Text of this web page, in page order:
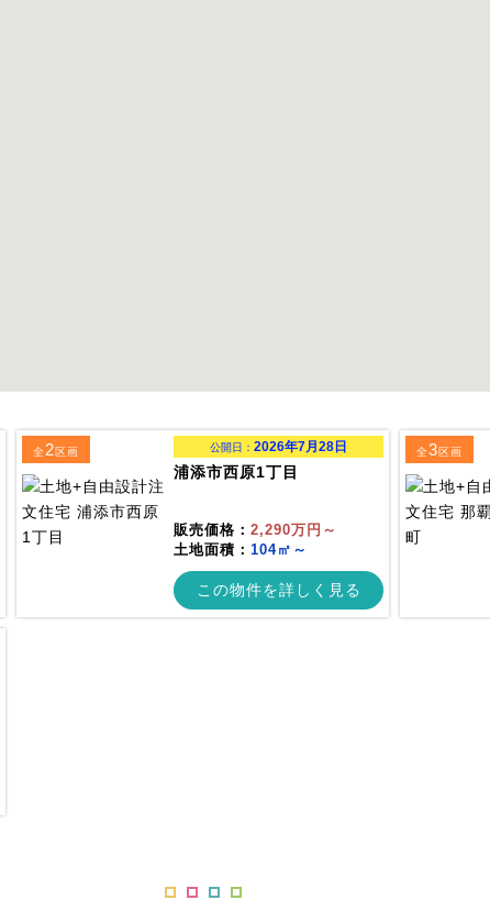
全2区画 公開日：2026年7月28日
浦添市西原1丁目
販売価格：2,290万円～
土地面積：104㎡～
この物件を詳しく見る
全3区画